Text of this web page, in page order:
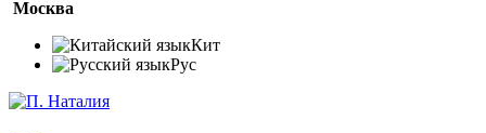
Москва
Кит
Рус